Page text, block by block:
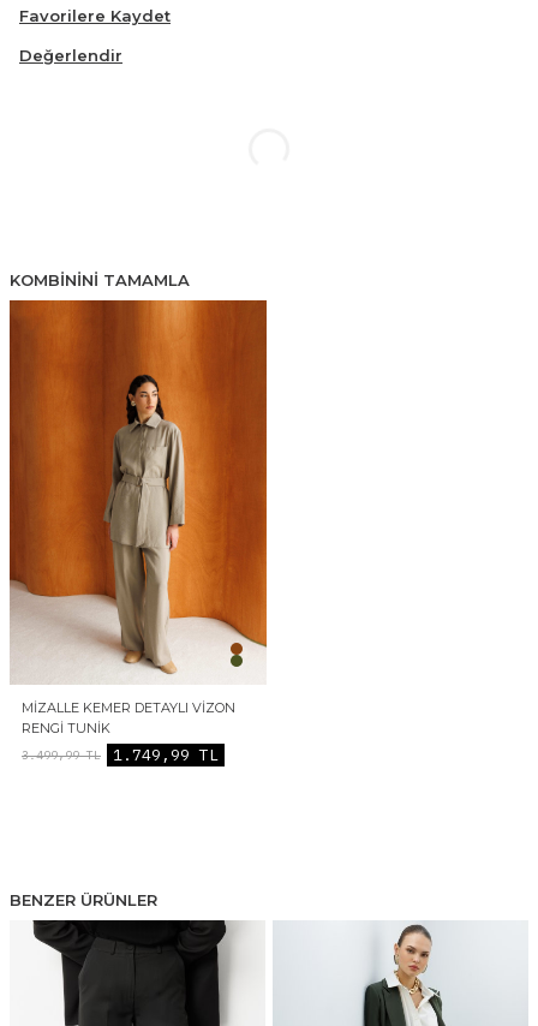
Favorilere Kaydet
Değerlendir
KOMBININI TAMAMLA
MIZALLE KEMER DETAYLI VIZON
RENGI TUNIK
3.499,99TL 1.749,99 TL
BENZER ÜRÜNLER